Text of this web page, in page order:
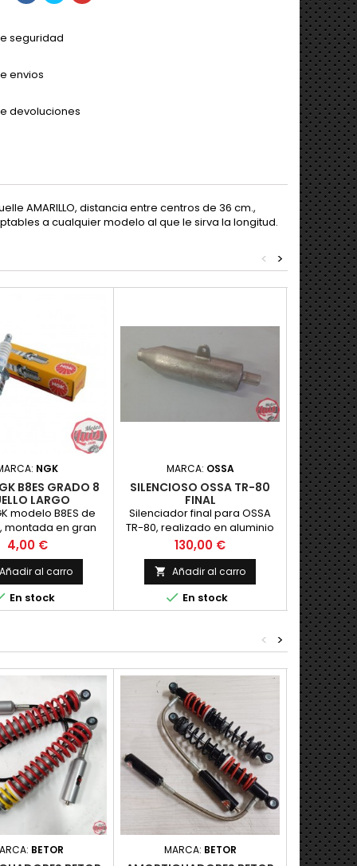
seguridad
envios
devoluciones
AMARILLO, distancia entre centros de 36 cm.,
a cualquier modelo al que le sirva la longitud.
>
<
NGK
B8ES GRADO 8
LARGO
modelo B8ES de
montada en gran
de motos, bujia de
LARGO.
Precio
4,00 €
Añadir al carro
En stock
MARCA: OSSA
SILENCIOSO OSSA TR-80
FINAL
Silenciador final para OSSA
TR-80, realizado en aluminio
fundido fiel replica del original,
con e
Precio
130,00 €
 Añadir al carro
 En stock
trial en


>
<
BETOR MARCA: BETOR